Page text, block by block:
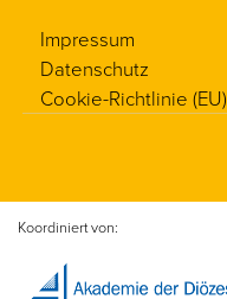
Impressum
Datenschutz
Cookie-Richtlinie (EU)
Koordiniert von: